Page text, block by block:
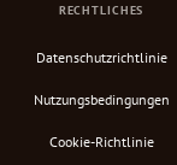
RECHTLICHES
Datenschutzrichtlinie
Nutzungsbedingungen
Cookie-Richtlinie